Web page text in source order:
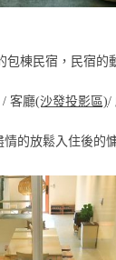
包棟民宿，民宿的
/ 客廳(沙發投影區)/
情的放鬆入住後的